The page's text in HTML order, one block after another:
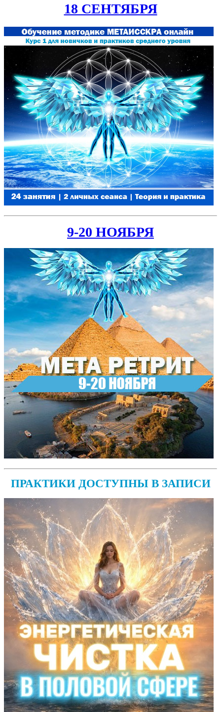
18 СЕНТЯБРЯ
9-20 НОЯБРЯ
ПРАКТИКИ ДОСТУПНЫ В ЗАПИСИ